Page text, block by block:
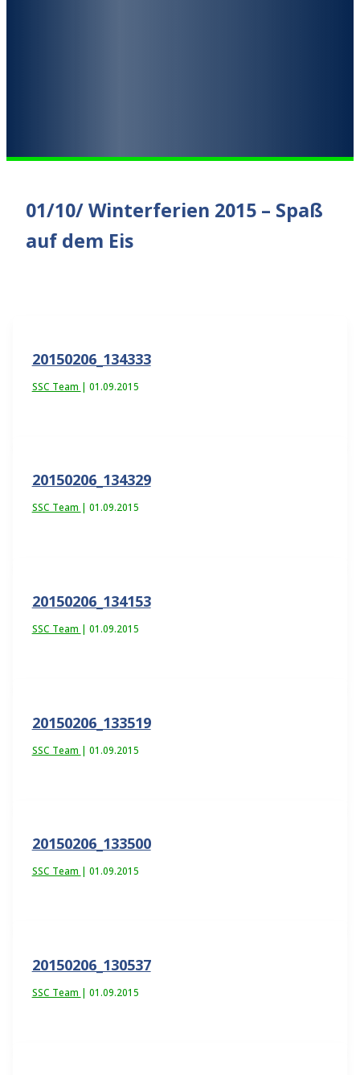
01/10/ Winterferien 2015 – Spaß
auf dem Eis
20150206_134333
SSC Team | 01.09.2015
20150206_134329
SSC Team | 01.09.2015
20150206_134153
SSC Team | 01.09.2015
20150206_133519
SSC Team | 01.09.2015
20150206_133500
SSC Team | 01.09.2015
20150206_130537
SSC Team | 01.09.2015